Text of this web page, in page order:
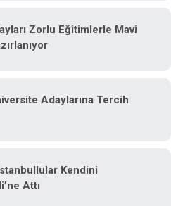
Zorlu Eğitimlerle Mavi
Adaylarına Tercih
Kendini
Attı